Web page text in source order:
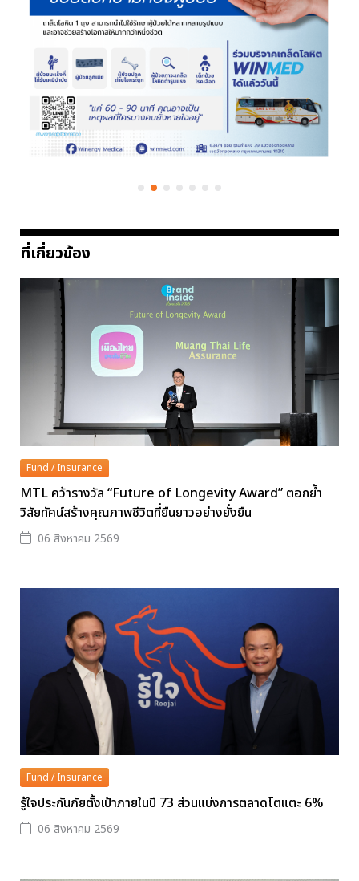
ที่เกี่ยวข้อง
Fund / Insurance
MTL คว้ารางวัล “Future of Longevity Award” ตอกย้ำ
วิสัยทัศน์สร้างคุณภาพชีวิตที่ยืนยาวอย่างยั่งยืน
06 สิงหาคม 2569
Fund / Insurance
รู้ใจประกันภัยตั้งเป้าภายในปี 73 ส่วนแบ่งการตลาดโตแตะ 6%
06 สิงหาคม 2569